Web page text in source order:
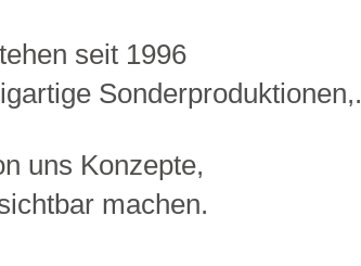
seit 1996
Sonderproduktionen,.
uns Konzepte,
machen.